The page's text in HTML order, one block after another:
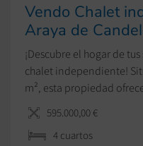
Vendo Chalet
Araya de
¡Descubre el hogar de
chalet independiente!
m², esta propiedad
construidos, ideal para
comodidad y
equipadas con armarios
595.000,00 €
4 сuartos